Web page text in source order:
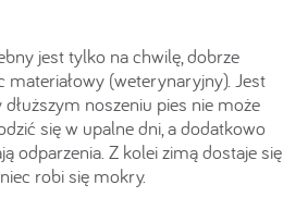
jest tylko na chwilę, dobrze
materiałowy (weterynaryjny). Jest
noszeniu pies nie może
się w upalne dni, a dodatkowo
odparzenia. Z kolei zimą dostaje się
robi się mokry.